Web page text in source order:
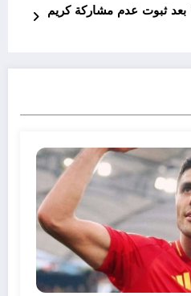
ثبوت عدم مشاركة كريم